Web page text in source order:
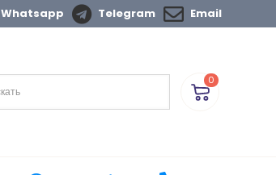
Whatsapp Telegram Email
0